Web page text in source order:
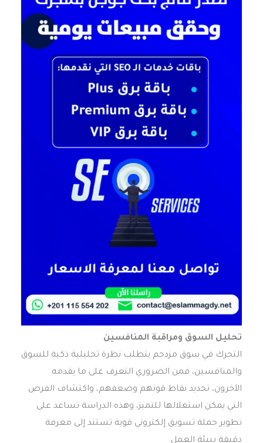
تحليل السوق ومراقبة المنافسين
التحرك في سوق مزدحم يتطلب نظرة تحليلية ذكية للسوق
والمنافسين، فمن الضروري التعرف على ما يقدمه
الآخرون، تحديد نقاط قوتهم وضعفهم، واكتشاف الفرص
التي يمكن استغلالها للتميز، وهذه الدراسة تساعد على
تطوير حملة تسويق إلكتروني قوية تستند إلى معرفة
دقيقة ببيئة العمل.